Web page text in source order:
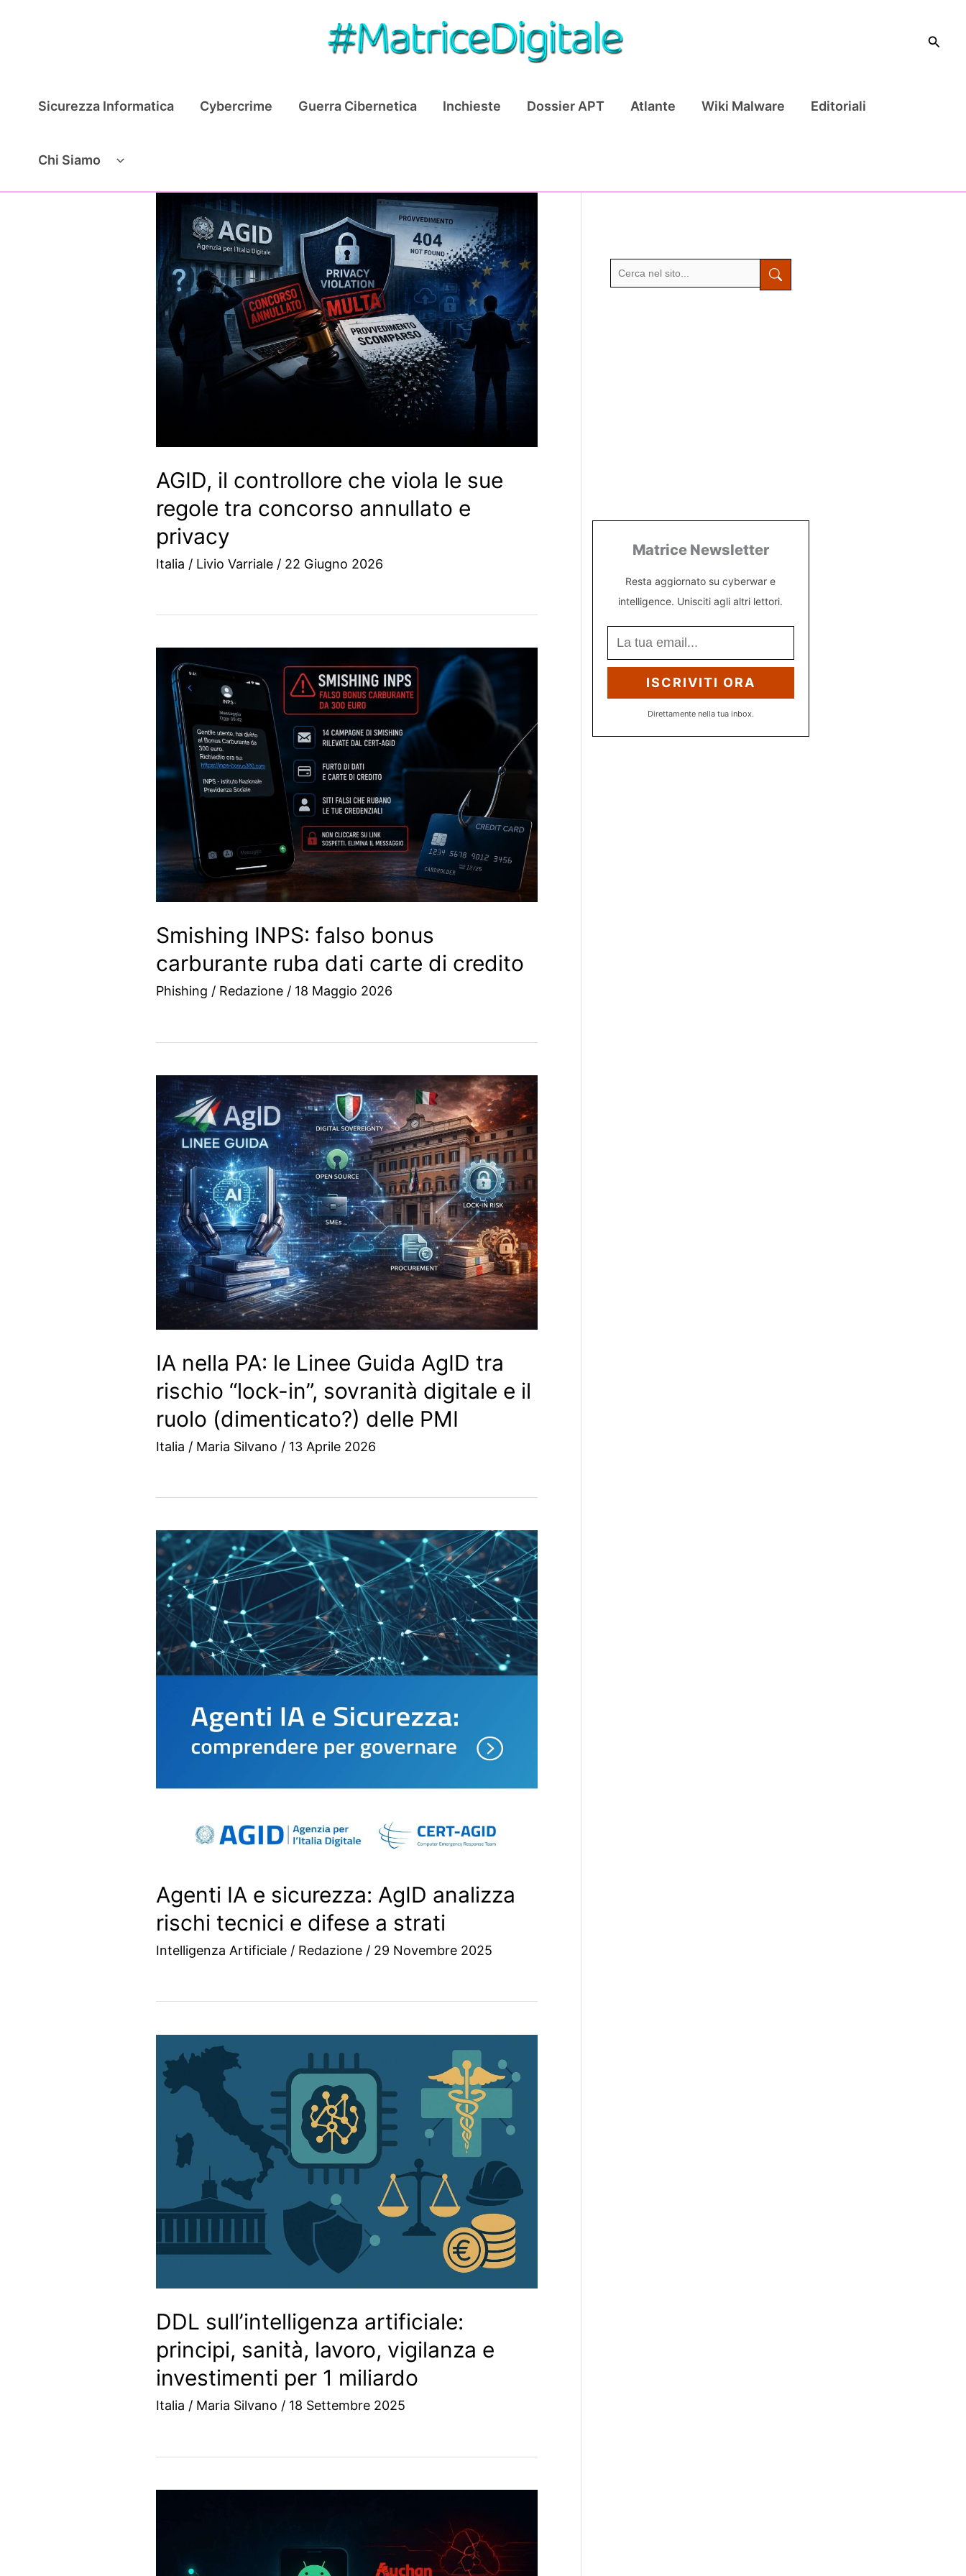
Cerca
Sicurezza Informatica Cybercrime Guerra Cibernetica Inchieste Dossier APT Atlante Wiki Malware Editoriali
Chi Siamo
AGID, il controllore che viola le sue
regole tra concorso annullato e
privacy
Italia / Livio Varriale / 22 Giugno 2026
Smishing INPS: falso bonus
carburante ruba dati carte di credito
Phishing / Redazione / 18 Maggio 2026
IA nella PA: le Linee Guida AgID tra
rischio “lock-in”, sovranità digitale e il
ruolo (dimenticato?) delle PMI
Italia / Maria Silvano / 13 Aprile 2026
Agenti IA e sicurezza: AgID analizza
rischi tecnici e difese a strati
Intelligenza Artificiale / Redazione / 29 Novembre 2025
DDL sull’intelligenza artificiale:
principi, sanità, lavoro, vigilanza e
investimenti per 1 miliardo
Italia / Maria Silvano / 18 Settembre 2025
Matrice Newsletter
Resta aggiornato su cyberwar e
intelligence. Unisciti agli altri lettori.
ISCRIVITI ORA
Direttamente nella tua inbox.